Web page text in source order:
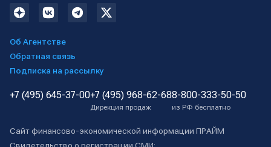
Об Агентстве
Обратная связь
Подписка на рассылку
+7 (495) 645-37-00+7 (495) 968-62-68
Дирекция продаж
8-800-333-50-50
из РФ бесплатно
Сайт финансово-экономической информации ПРАЙМ